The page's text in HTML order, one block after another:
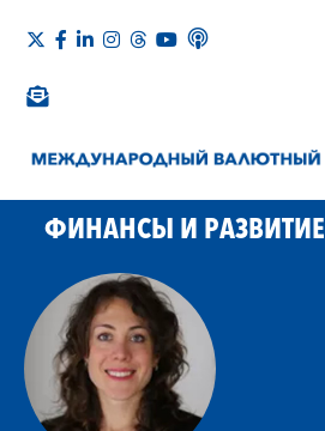
ФИНАНСЫ И РАЗВИТИЕ